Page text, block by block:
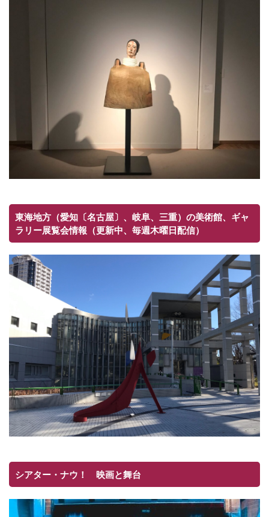
東海地方（愛知〔名古屋〕、岐阜、三重）の美術館、ギャ
ラリー展覧会情報（更新中、毎週木曜日配信）
シアター・ナウ！ 映画と舞台